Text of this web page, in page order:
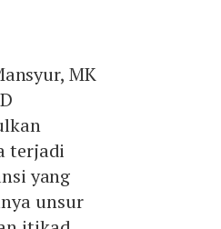
MK
terjadi
yang
unsur